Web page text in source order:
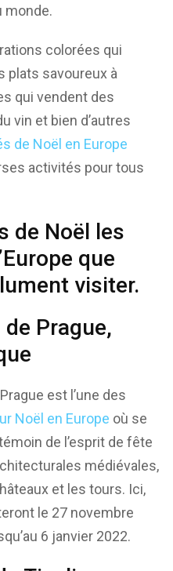
monde.
colorées qui
plats savoureux à
qui vendent des
vin et bien d’autres
de Noël en Europe
activités pour tous
de Noël les
que
visiter.
Prague,
est l’une des
Noël en Europe où se
de l’esprit de fête
médiévales,
et les tours. Ici,
le 27 novembre
6 janvier 2022.